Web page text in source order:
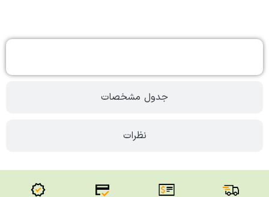
جدول مشخصات
نظرات